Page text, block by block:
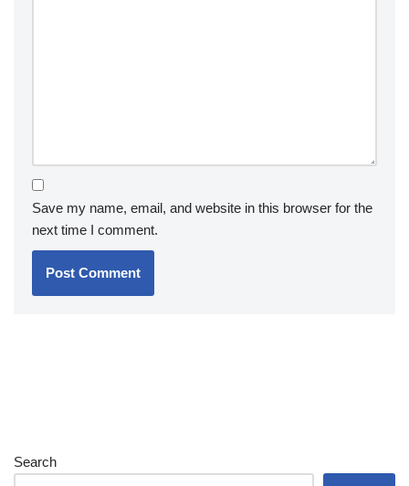
Save my name, email, and website in this browser for the
next time I comment.
Search